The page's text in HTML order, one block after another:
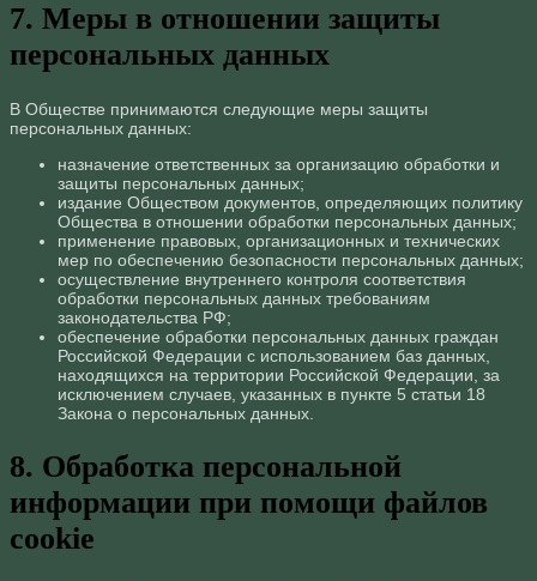
7. Меры в отношении защиты
персональных данных
В Обществе принимаются следующие меры защиты
персональных данных:
назначение ответственных за организацию обработки и
защиты персональных данных;
издание Обществом документов, определяющих политику
Общества в отношении обработки персональных данных;
применение правовых, организационных и технических
мер по обеспечению безопасности персональных данных;
осуществление внутреннего контроля соответствия
обработки персональных данных требованиям
законодательства РФ;
обеспечение обработки персональных данных граждан
Российской Федерации с использованием баз данных,
находящихся на территории Российской Федерации, за
исключением случаев, указанных в пункте 5 статьи 18
Закона о персональных данных.
8. Обработка персональной
информации при помощи файлов
cookie